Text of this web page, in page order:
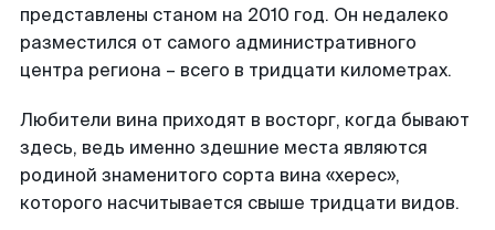
представлены станом на 2010 год. Он недалеко
разместился от самого административного
центра региона – всего в тридцати километрах.
Любители вина приходят в восторг, когда бывают
здесь, ведь именно здешние места являются
родиной знаменитого сорта вина «херес»,
которого насчитывается свыше тридцати видов.